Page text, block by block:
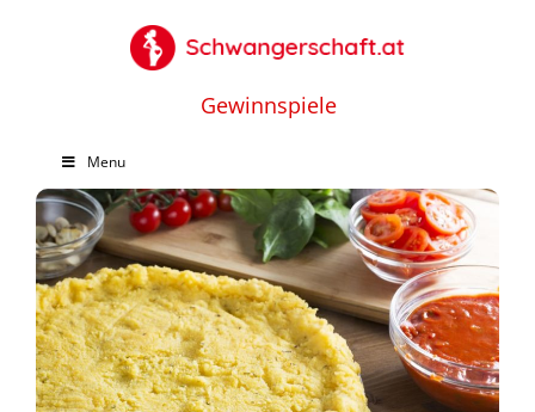
Gewinnspiele
Menu